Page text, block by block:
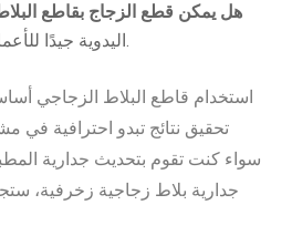
هل يمكن قطع الزجاج بقاطع
اليدوية جيدًا للأعمال البسيطة والصغيرة.
استخدام قاطع البلاط الزجاجي
تحقيق نتائج تبدو احترافية في
سواء كنت تقوم بتحديث جدارية
جدارية بلاط زجاجية زخرفية،